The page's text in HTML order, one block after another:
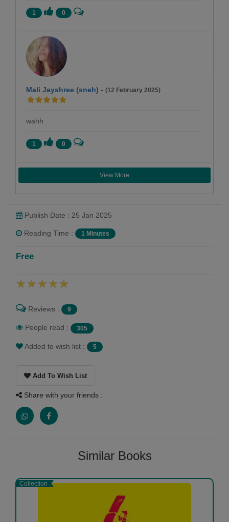
1 0
Mali Jayshree (sneh) - (12 February 2025)
wahh
1 0
View More
Ami Nagraj
Publish Date : 25 Jan 2025
Reading Time : 1 Minutes
Free
Reviews : 9
People read : 305
Added to wish list : 5
Add To Wish List
Share with your friends :
Similar Books
Collection